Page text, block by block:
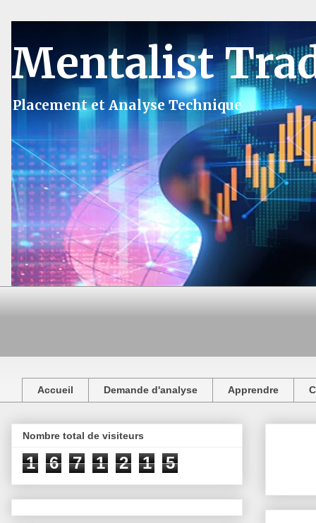
Mentalist
Placement et Analyse Technique
Accueil Demande d'analyse Apprendre
Nombre total de visiteurs
1 6 7 1 2 1 5